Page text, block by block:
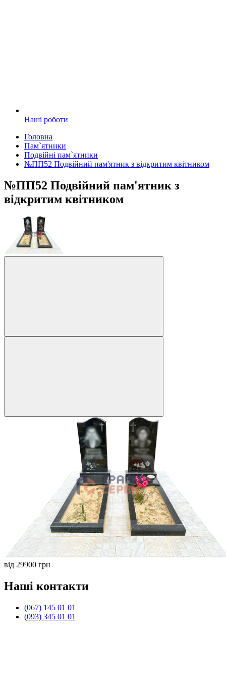
Наші роботи
Головна
Пам`ятники
Подвійні пам`ятники
№ПП52 Подвійний пам'ятник з відкритим квітником
№ПП52 Подвійний пам'ятник з
відкритим квітником
від 29900 грн
Наші контакти
(067) 145 01 01
(093) 345 01 01